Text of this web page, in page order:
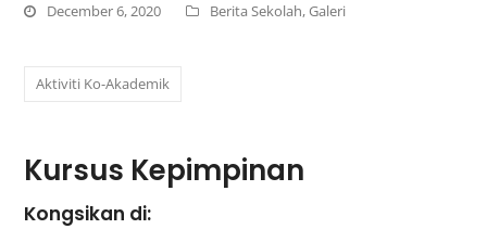
December 6, 2020 Berita Sekolah,Galeri
Aktiviti Ko-Akademik
Kursus Kepimpinan
Kongsikan di: